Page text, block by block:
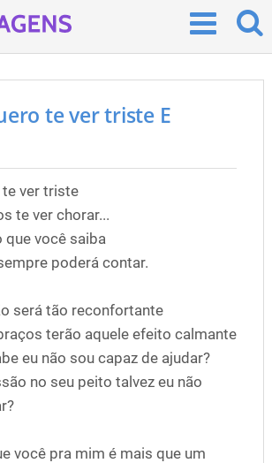
te ver triste E
te ver triste
te ver chorar...
que você saiba
poderá contar.
será tão reconfortante
terão aquele efeito calmante
eu não sou capaz de ajudar?
no seu peito talvez eu não
você pra mim é mais que um